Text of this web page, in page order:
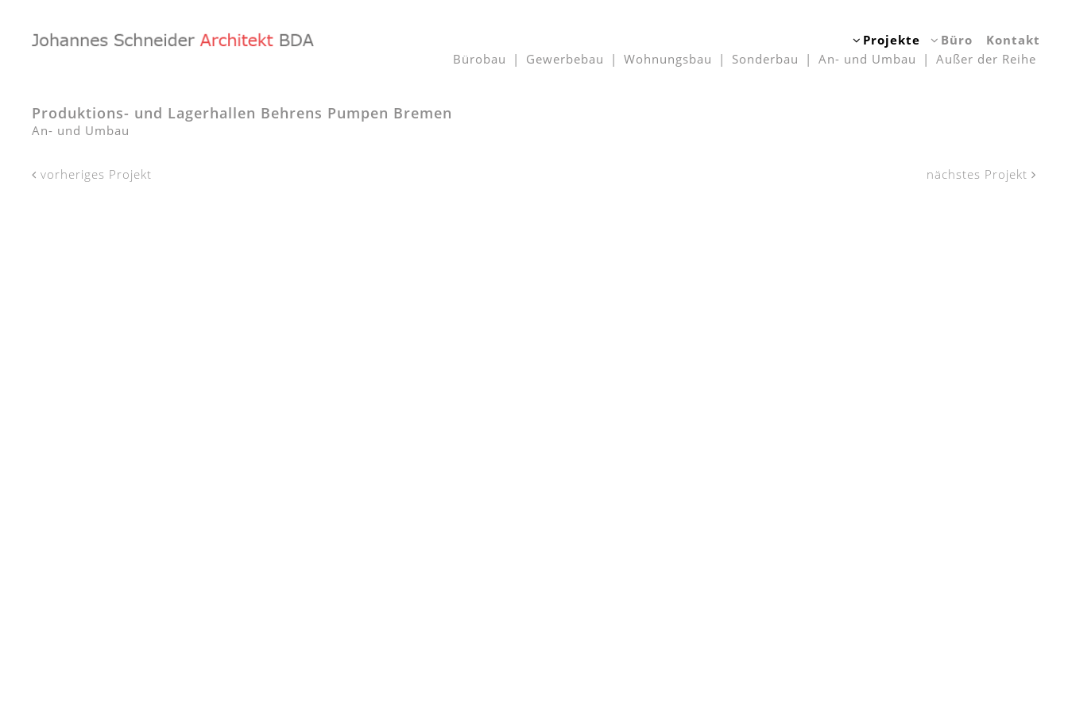
Projekte
Außer der Reihe
An- und Umbau
Sonderbau
Wohnungsbau
Gewerbebau
Bürobau
Büro Kontakt
Produktions- und Lagerhallen Behrens Pumpen Bremen
An- und Umbau
vorheriges Projekt nächstes Projekt